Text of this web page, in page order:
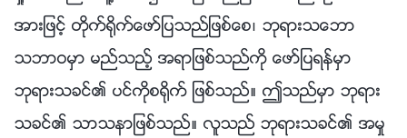
အားျဖင့္ တိုက္႐ိုက္ေဖာ္ျပသည္ျဖစ္ေစ၊ ဘုရားသေဘာ
သဘာဝမွာ မည္သည့္ အရာျဖစ္သည္ကို ေဖာ္ျပရန္မွာ
ဘုရားသခင္၏ ပင္ကိုစ႐ိုက္ ျဖစ္သည္။ ဤသည္မွာ ဘုရား
သခင္၏ သာသနာျဖစ္သည္။ လူသည္ ဘုရားသခင္၏ အမႈ